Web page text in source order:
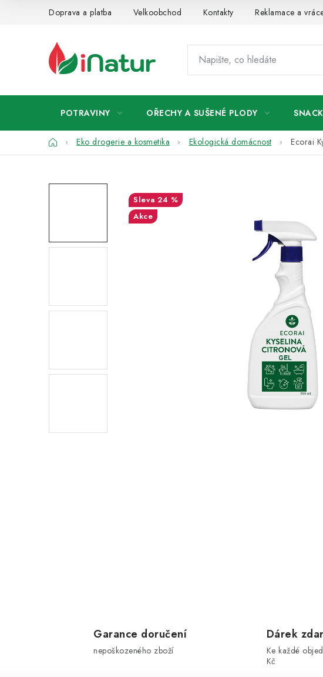
Doprava a platba Velkoobchod Kontakty Reklamace a
POTRAVINY OŘECHY A SUŠENÉ PLODY
DomůEko drogerie a kosmetika Ekologická domácnost Ecorai
24 %
Akce
Garance doručení
nepoškozeného zboží
Dárek
Ke každé
Kč